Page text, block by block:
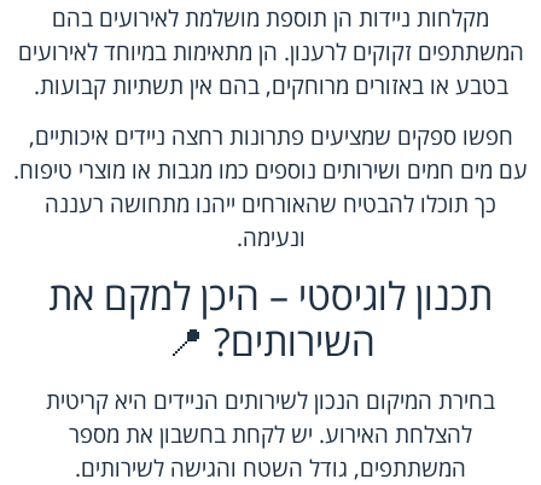
מקלחות ניידות הן תוספת מושלמת לאירועים בהם
המשתתפים זקוקים לרענון. הן מתאימות במיוחד לאירועים
בטבע או באזורים מרוחקים, בהם אין תשתיות קבועות.
חפשו ספקים שמציעים פתרונות רחצה ניידים איכותיים,
עם מים חמים ושירותים נוספים כמו מגבות או מוצרי טיפוח.
כך תוכלו להבטיח שהאורחים ייהנו מתחושה רעננה
ונעימה.
תכנון לוגיסטי – היכן למקם את
השירותים? 📍
בחירת המיקום הנכון לשירותים הניידים היא קריטית
להצלחת האירוע. יש לקחת בחשבון את מספר
המשתתפים, גודל השטח והגישה לשירותים.